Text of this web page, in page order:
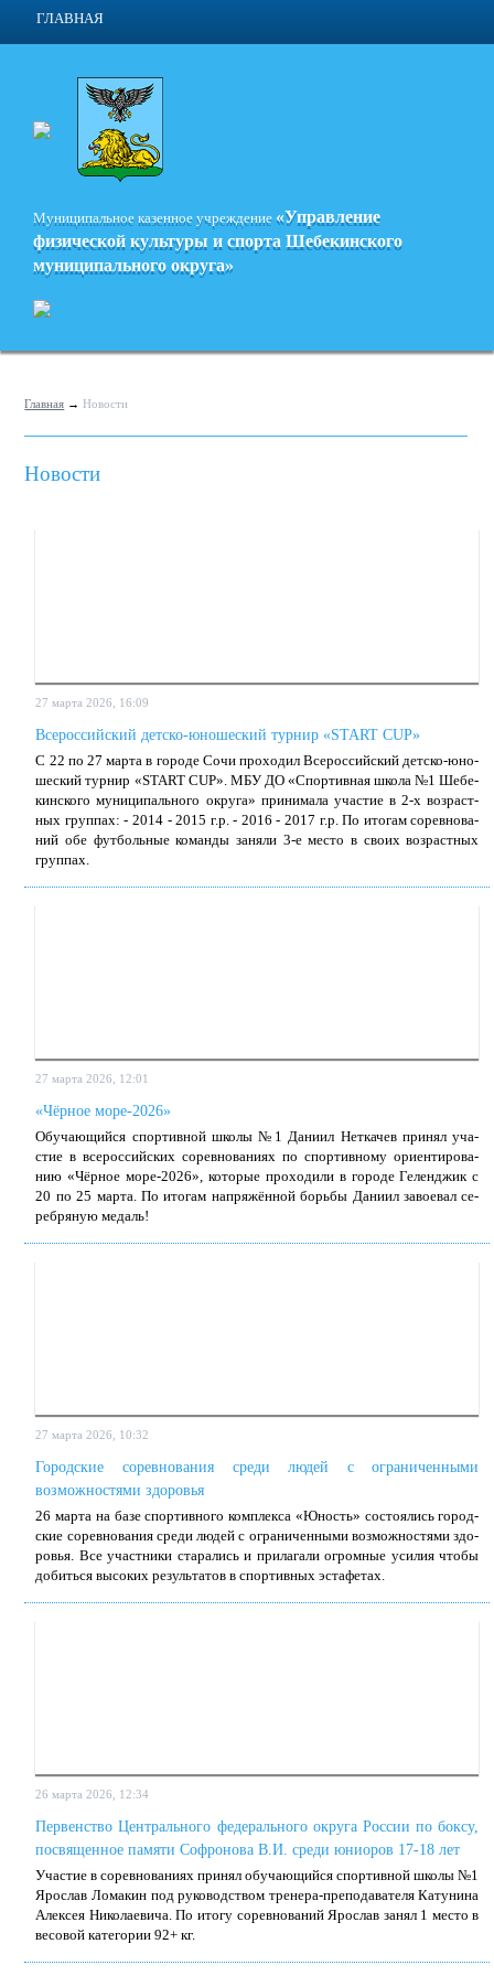
ГЛАВНАЯ
Муниципальное казенное учреждение «Управление
физической культуры и спорта Шебекинского
муниципального округа»
Главная → Новости
Новости
27 марта 2026, 16:09
Всероссийский детско-юношеский турнир «START CUP»
С 22 по 27 мар­та в го­ро­де Со­чи про­хо­дил Все­рос­сий­ский дет­ско-юно­
ше­ский тур­нир «START CUP». МБУ ДО «Спор­тив­ная шко­ла №1 Ше­бе­
кин­ско­го му­ни­ци­паль­но­го окру­га» при­ни­ма­ла уча­стие в 2-х воз­раст­
ных груп­пах: - 2014 - 2015 г.р. - 2016 - 2017 г.р. По ито­гам со­рев­но­ва­
ний обе фут­боль­ные ко­ман­ды за­ня­ли 3-е ме­сто в сво­их воз­раст­ных
груп­пах.
27 марта 2026, 12:01
«Чёрное море-2026»
Обу­ча­ю­щий­ся спор­тив­ной шко­лы №1 Да­ни­ил Нет­ка­чев при­нял уча­
стие в все­рос­сий­ских со­рев­но­ва­ни­ях по спор­тив­но­му ори­ен­ти­ро­ва­
нию «Чёр­ное мо­ре-2026», ко­то­рые про­хо­ди­ли в го­ро­де Ге­лен­джик с
20 по 25 мар­та. По ито­гам на­пря­жён­ной борь­бы Да­ни­ил за­во­е­вал се­
реб­ря­ную ме­даль!
27 марта 2026, 10:32
Городские соревнования среди людей с ограниченными
возможностями здоровья
26 мар­та на ба­зе спор­тив­но­го ком­плек­са «Юность» со­сто­я­лись го­род­
ские со­рев­но­ва­ния сре­ди лю­дей с огра­ни­чен­ны­ми воз­мож­но­стя­ми здо­
ро­вья. Все участ­ни­ки ста­ра­лись и при­ла­га­ли огром­ные уси­лия чтобы
до­бить­ся вы­со­ких ре­зуль­та­тов в спор­тив­ных эс­та­фе­тах.
26 марта 2026, 12:34
Первенство Центрального федерального округа России по боксу,
посвященное памяти Софронова В.И. среди юниоров 17-18 лет
Уча­стие в со­рев­но­ва­ни­ях при­нял обу­ча­ю­щий­ся спор­тив­ной шко­лы №1
Яро­слав Ло­ма­кин под ру­ко­вод­ством тре­не­ра-пре­по­да­ва­те­ля Ка­ту­ни­на
Алек­сея Ни­ко­ла­е­ви­ча. По ито­гу со­рев­но­ва­ний Яро­слав за­нял 1 ме­сто в
ве­со­вой ка­те­го­рии 92+ кг.